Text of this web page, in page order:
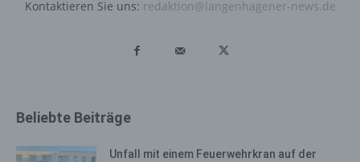
Kontaktieren Sie uns: redaktion@langenhagener-news.de
Beliebte Beiträge
Unfall mit einem Feuerwehrkran auf der
durch uns daher einerseits statistisch und ferner mit dem
Datensicherheit in unserem Unternehmen zu erhöhen,
werden getrennt von allen durch eine betroffene Person